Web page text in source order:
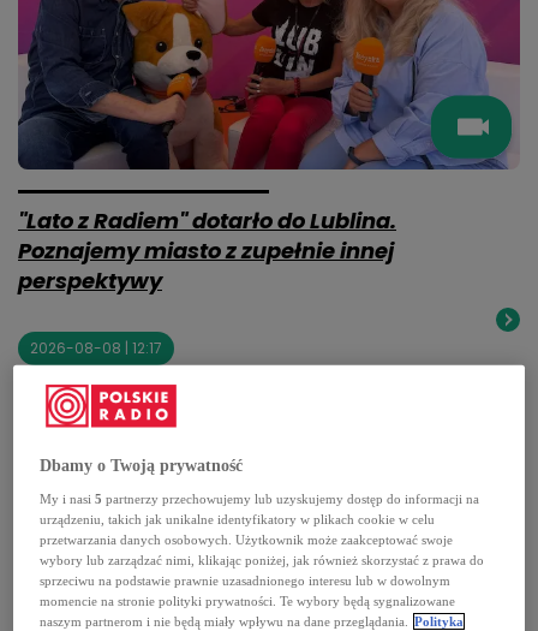
2026-08-08 | 12:17
"Lato z Radiem" dotarło do Lublina.
Poznajemy miasto z zupełnie innej
perspektywy
DO NAS
Dbamy o Twoją prywatność
My i nasi5 partnerzy przechowujemy lub uzyskujemy dostęp do informacji na
urządzeniu, takich jak unikalne identyfikatory w plikach cookie w celu
przetwarzania danych osobowych. Użytkownik może zaakceptować swoje
wybory lub zarządzać nimi, klikając poniżej, jak również skorzystać z prawa do
sprzeciwu na podstawie prawnie uzasadnionego interesu lub w dowolnym
momencie na stronie polityki prywatności. Te wybory będą sygnalizowane
naszym partnerom i nie będą miały wpływu na dane przeglądania.
Polityka